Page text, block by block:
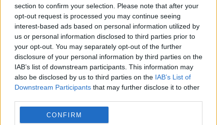
section to confirm your selection. Please note that after your
opt-out request is processed you may continue seeing
interest-based ads based on personal information utilized by
us or personal information disclosed to third parties prior to
your opt-out. You may separately opt-out of the further
disclosure of your personal information by third parties on the
IAB’s list of downstream participants. This information may
also be disclosed by us to third parties on the IAB’s List of
Downstream Participants that may further disclose it to other
CONFIRM
Tragedie într-un parc de distracţii. I-a
mâncat creierul
26 IULIE 2019
Un bărbat din California de Nord, SUA, a
decedat după ce a fost să se relaxeze la un